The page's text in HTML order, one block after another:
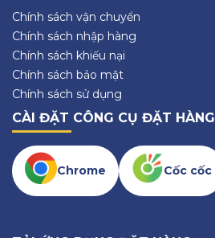
Chính sách vận chuyển
Chính sách nhập hàng
Chính sách khiếu nại
Chính sách bảo mật
Chính sách sử dụng
CÀI ĐẶT CÔNG CỤ ĐẶT HÀNG
Chrome Cốc cốc